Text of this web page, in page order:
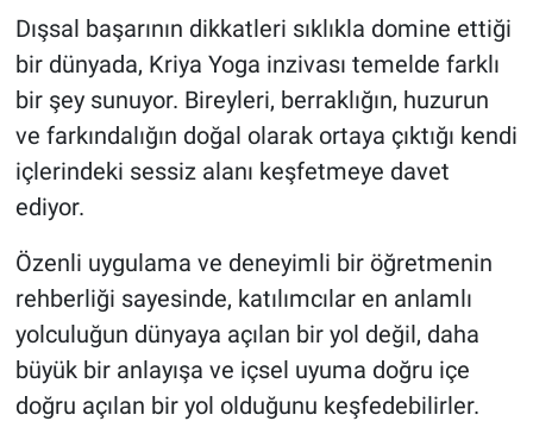
Dışsal başarının dikkatleri sıklıkla domine ettiği
bir dünyada, Kriya Yoga inzivası temelde farklı
bir şey sunuyor. Bireyleri, berraklığın, huzurun
ve farkındalığın doğal olarak ortaya çıktığı kendi
içlerindeki sessiz alanı keşfetmeye davet
ediyor.
Özenli uygulama ve deneyimli bir öğretmenin
rehberliği sayesinde, katılımcılar en anlamlı
yolculuğun dünyaya açılan bir yol değil, daha
büyük bir anlayışa ve içsel uyuma doğru içe
doğru açılan bir yol olduğunu keşfedebilirler.